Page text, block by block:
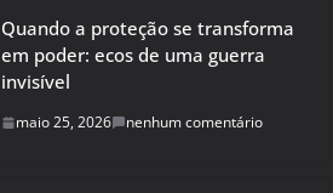
Quando a proteção se transforma
em poder: ecos de uma guerra
invisível
maio 25, 2026 nenhum comentário